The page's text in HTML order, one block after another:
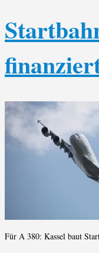
Für A 380: Kassel baut